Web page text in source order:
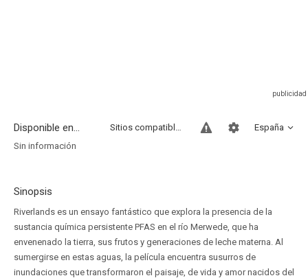
Disponible en... España
Sitios compatibles
Sin información
Sinopsis
Riverlands es un ensayo fantástico que explora la presencia de la
sustancia química persistente PFAS en el río Merwede, que ha
envenenado la tierra, sus frutos y generaciones de leche materna. Al
sumergirse en estas aguas, la película encuentra susurros de
inundaciones que transformaron el paisaje, de vida y amor nacidos del